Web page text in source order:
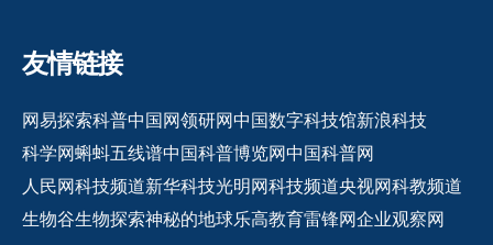
友情链接
网易探索科普中国网领研网中国数字科技馆新浪科技
科学网蝌蚪五线谱中国科普博览网中国科普网
人民网科技频道新华科技光明网科技频道央视网科教频道
生物谷生物探索神秘的地球乐高教育雷锋网企业观察网